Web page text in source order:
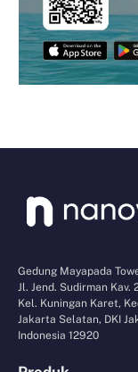
Gedung Mayapada
Jl. Jend. Sudirman Kav.
Kel. Kuningan Karet,
Jakarta Selatan, DKI
Indonesia 12920